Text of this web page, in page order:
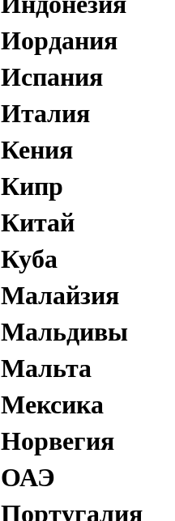
Иордания
Испания
Италия
Кения
Кипр
Китай
Куба
Малайзия
Мальдивы
Мальта
Мексика
Норвегия
ОАЭ
Португалия